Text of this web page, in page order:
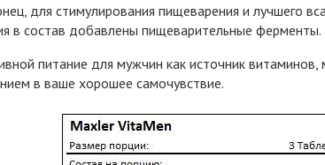
для стимулирования пищеварения и лучшего
в состав добавлены пищеварительные ферменты.
питание для мужчин как источник
в ваше хорошее самочувствие.